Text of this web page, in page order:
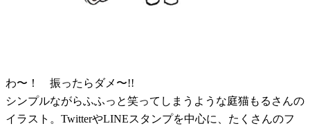
わ〜！ 振ったらダメ〜!!
シンプルながらふふっと笑ってしまうような庭猫もるさんの
イラスト。TwitterやLINEスタンプを中心に、たくさんのフ